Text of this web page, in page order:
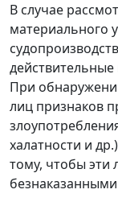
В случае
материального
При
лиц признаков
халатности и
тому, чтобы эти